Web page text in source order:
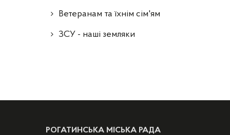
Ветеранам та їхнім сім'ям
ЗСУ - наші земляки
РОГАТИНСЬКА МІСЬКА РАДА